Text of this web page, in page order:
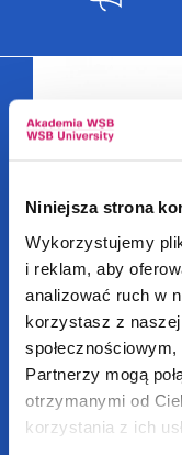
Niniejsza strona
Wykorzystujemy
i reklam, aby
analizować ruch w
korzystasz z
Partnerzy mogą
otrzymanymi od
korzystania z ich
Grafika,
i technologia